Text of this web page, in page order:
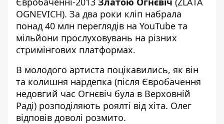
OGNEVICH). За два роки кліп набрала
понад 40 млн переглядів на YouTube та
мільйони прослуховувань на різних
стримінгових платформах.
В молодого артиста поцікавились, як він
та колишня нардепка (після Євробачення
недовгий час Огнєвіч була в Верховній
Раді) розподіляють роялті від хіта. Олег
відповів доволі розмито.